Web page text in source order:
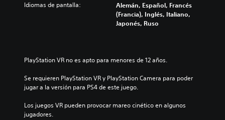
Idiomas de pantalla:
Alemán, Español, Francés
(Francia), Inglés, Italiano,
Japonés, Ruso
PlayStation VR no es apto para menores de 12 años.
Se requieren PlayStation VR y PlayStation Camera para poder
jugar a la versión para PS4 de este juego.
Los juegos VR pueden provocar mareo cinético en algunos
jugadores.